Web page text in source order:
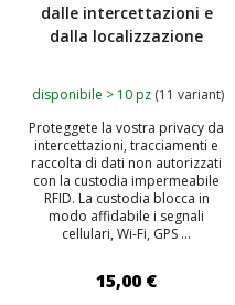
dalle intercettazioni e
dalla localizzazione
disponibile > 10 pz (11 variant)
Proteggete la vostra privacy da
intercettazioni, tracciamenti e
raccolta di dati non autorizzati
con la custodia impermeabile
RFID. La custodia blocca in
modo affidabile i segnali
cellulari, Wi-Fi, GPS ...
15,00 €